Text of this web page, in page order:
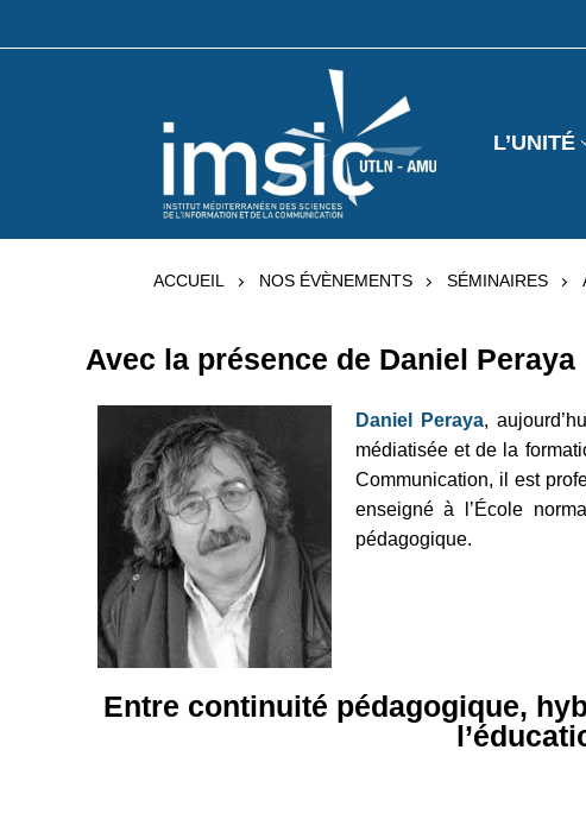
L’UNITÉ
ACCUEIL NOS ÉVÈNEMENTS SÉMINAIRES
Avec la présence de Daniel Peraya
Daniel Peraya,
médiatisée et de la
Communication, il est
enseigné à l’École
pédagogique.
Entre continuité pédagogique,